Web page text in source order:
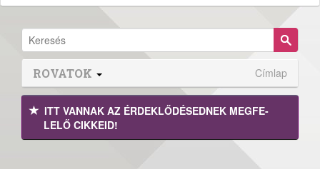
ROVATOK Címlap
ITT VANNAK AZ ÉRDEK­LŐDÉ­SEDNEK MEGFE­
LELŐ CIKKEID!